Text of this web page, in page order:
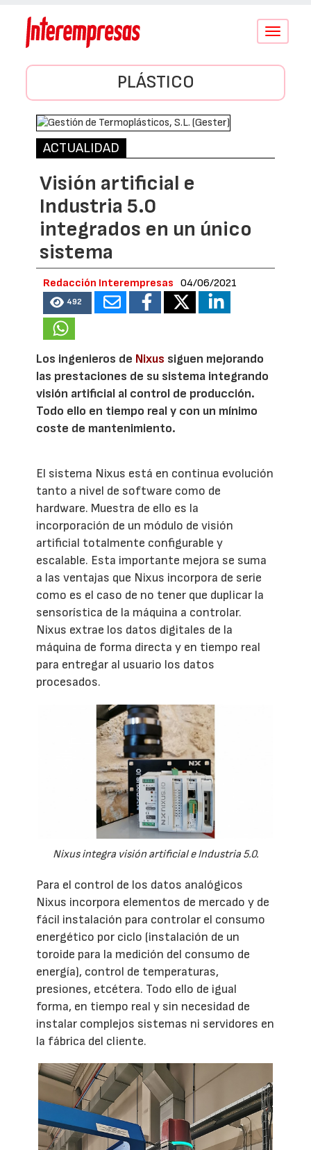
Conmutar
PLÁSTICO
ACTUALIDAD
Visión artificial e
Industria 5.0
integrados en un único
sistema
Redacción Interempresas 04/06/2021
492
Los ingenieros de Nixus siguen mejorando
las prestaciones de su sistema integrando
visión artificial al control de producción.
Todo ello en tiempo real y con un mínimo
coste de mantenimiento.
El sistema Nixus está en continua evolución
tanto a nivel de software como de
hardware. Muestra de ello es la
incorporación de un módulo de visión
artificial totalmente configurable y
escalable. Esta importante mejora se suma
a las ventajas que Nixus incorpora de serie
como es el caso de no tener que duplicar la
sensorística de la máquina a controlar.
Nixus extrae los datos digitales de la
máquina de forma directa y en tiempo real
para entregar al usuario los datos
procesados.
Nixus integra visión artificial e Industria 5.0.
Para el control de los datos analógicos
Nixus incorpora elementos de mercado y de
fácil instalación para controlar el consumo
energético por ciclo (instalación de un
toroide para la medición del consumo de
energía), control de temperaturas,
presiones, etcétera. Todo ello de igual
forma, en tiempo real y sin necesidad de
instalar complejos sistemas ni servidores en
la fábrica del cliente.